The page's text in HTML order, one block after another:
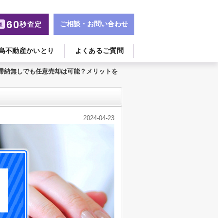
不動産かいとり よくあるご質問
60秒査定 ご相談・お問い合わせ
納無しでも任意売却は可能？メリットを
2024-04-23